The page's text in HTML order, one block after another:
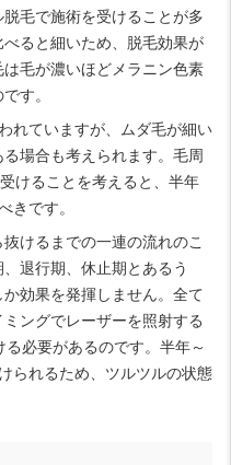
毛で施術を受けることが多
ると細いため、脱毛効果が
毛が濃いほどメラニン色素
す。
れていますが、ムダ毛が細い
場合も考えられます。毛周
けることを考えると、半年
きです。
けるまでの一連の流れのこ
退行期、休止期とあるう
効果を発揮しません。全て
ングでレーザーを照射する
必要があるのです。半年～
られるため、ツルツルの状態